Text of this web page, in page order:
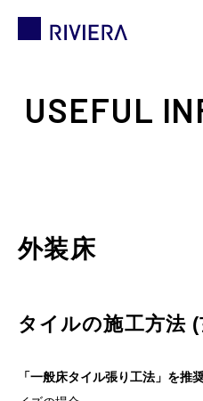
USEFUL
外装床
タイルの施工方法
「一般床タイル張り工法」を推